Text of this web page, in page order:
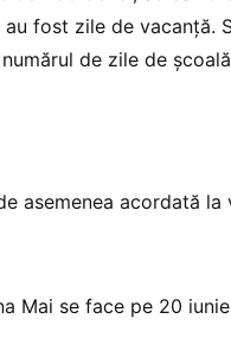
fost zile de vacanță.
de zile de
asemenea acordată
Mai se face pe 20